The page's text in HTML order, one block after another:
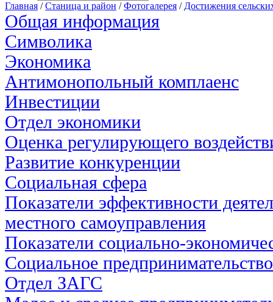
Главная /Станица и район /Фотогалерея / Достижения
Общая информация
Символика
Экономика
Антимонопольный комплаенс
Инвестиции
Отдел экономики
Оценка регулирующего
Развитие конкуренции
Социальная сфера
Показатели эффективности
местного самоуправления
Показатели социально-
Социальное предпринимательство
Отдел ЗАГС